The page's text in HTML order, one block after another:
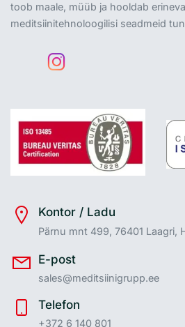
toob maale, müüb ja hooldab
meditsiinitehnoloogilisi seadmeid
Kontor / Ladu
Pärnu mnt 499, 76401 Laagri,
E-post
sales@meditsiinigrupp.ee
Telefon
+372 6 140 801